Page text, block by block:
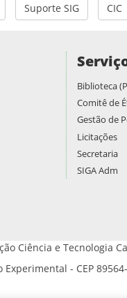
Suporte SIG CIC
Biblioteca
Comitê de
Gestão de
Licitações
Secretaria
SIGA Adm
Ciência e Tecnologia
- CEP